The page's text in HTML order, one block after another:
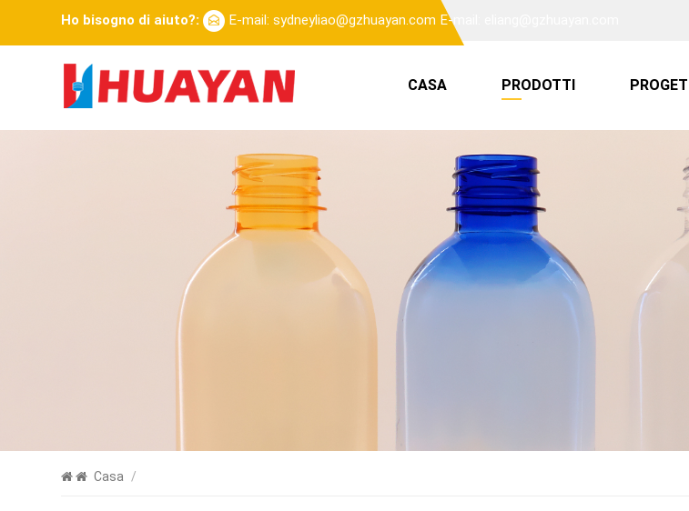
Ho bisogno di aiuto?: E-mail: sydneyliao@gzhuayan.com E-mail: eliang@gzhuayan.com
CASA PRODOTTI
Casa /